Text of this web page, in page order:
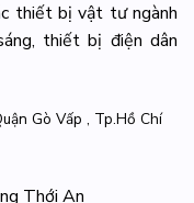
thiết bị vật tư ngành
thiết bị điện dân
Gò Vấp , Tp.Hồ Chí
Thới An